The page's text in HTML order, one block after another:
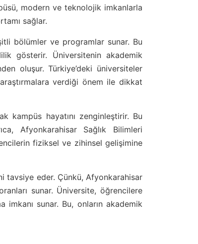
modern ve teknolojik imkanlarla
sağlar.
bölümler ve programlar sunar. Bu
gösterir. Üniversitenin akademik
oluşur. Türkiye’deki üniversiteler
verdiği önem ile dikkat
kampüs hayatını zenginleştirir. Bu
Afyonkarahisar Sağlık Bilimleri
fiziksel ve zihinsel gelişimine
tavsiye eder. Çünkü, Afyonkarahisar
sunar. Üniversite, öğrencilere
imkanı sunar. Bu, onların akademik